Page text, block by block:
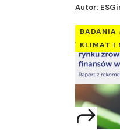
Autor:
BADANIA
KLIMAT I